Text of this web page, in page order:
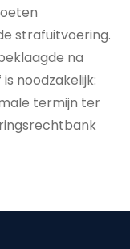
strafuitvoering.
na
noodzakelijk:
termijn ter